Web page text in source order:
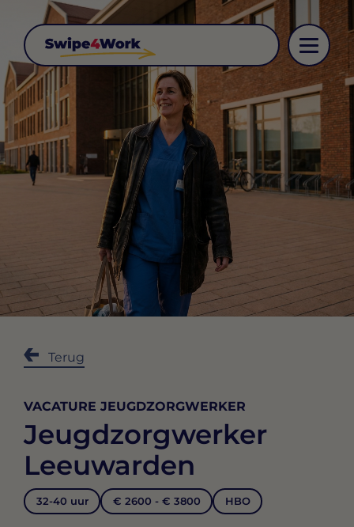
Terug
VACATURE JEUGDZORGWERKER
Jeugdzorgwerker
Leeuwarden
32-40 uur € 2600 - € 3800 HBO